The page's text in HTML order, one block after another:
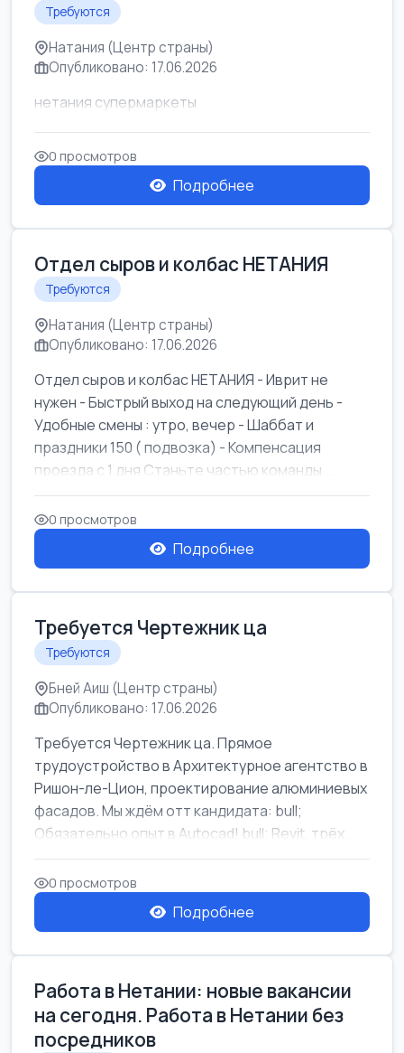
Требуются
Натания (Центр страны)
Опубликовано: 17.06.2026
нетания супермаркеты
0 просмотров
Подробнее
Отдел сыров и колбас НЕТАНИЯ
Требуются
Натания (Центр страны)
Опубликовано: 17.06.2026
Отдел сыров и колбас НЕТАНИЯ - Иврит не
нужен - Быстрый выход на следующий день -
Удобные смены : утро, вечер - Шаббат и
праздники 150 ( подвозка) - Компенсация
проезда с 1 дня Станьте частью команды ...
0 просмотров
Подробнее
Требуется Чертежник ца
Требуются
Бней Аиш (Центр страны)
Опубликовано: 17.06.2026
Требуется Чертежник ца. Прямое
трудоустройство в Архитектурное агентство в
Ришон-ле-Цион, проектирование алюминиевых
фасадов. Мы ждём отт кандидата: bull;
Обязательно опыт в Autocad! bull; Revit, трёх...
0 просмотров
Подробнее
Работа в Нетании: новые вакансии
на сегодня. Работа в Нетании без
посредников